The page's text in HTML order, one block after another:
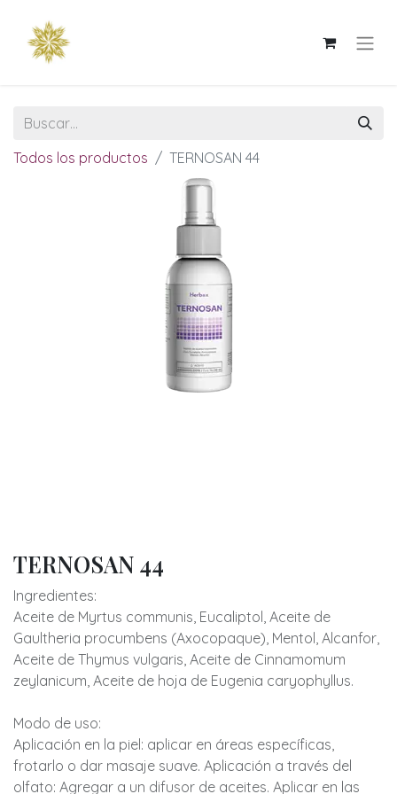
Todos los productos TERNOSAN 44
TERNOSAN 44
Ingredientes:
Aceite de Myrtus communis, Eucaliptol, Aceite de
Gaultheria procumbens (Axocopaque), Mentol, Alcanfor,
Aceite de Thymus vulgaris, Aceite de Cinnamomum
zeylanicum, Aceite de hoja de Eugenia caryophyllus.
Modo de uso:
Aplicación en la piel: aplicar en áreas específicas,
frotarlo o dar masaje suave. Aplicación a través del
olfato: Agregar a un difusor de aceites. Aplicar en las